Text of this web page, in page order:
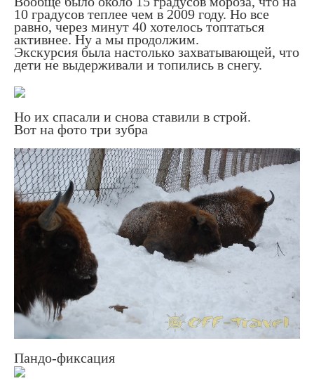
10 градусов теплее чем в 2009 году. Но все
равно, через минут 40 хотелось топтаться
активнее. Ну а мы продолжим.
Экскурсия была настолько захватывающей, что
дети не выдерживали и топились в снегу.
Но их спасали и снова ставили в строй.
Вот на фото три зубра
Пандо-фиксация